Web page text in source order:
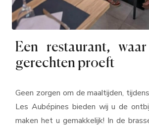
Een restaurant,
gerechten proeft
Geen zorgen om de maaltijden,
Les Aubépines bieden wij u de
maken het u gemakkelijk! In de